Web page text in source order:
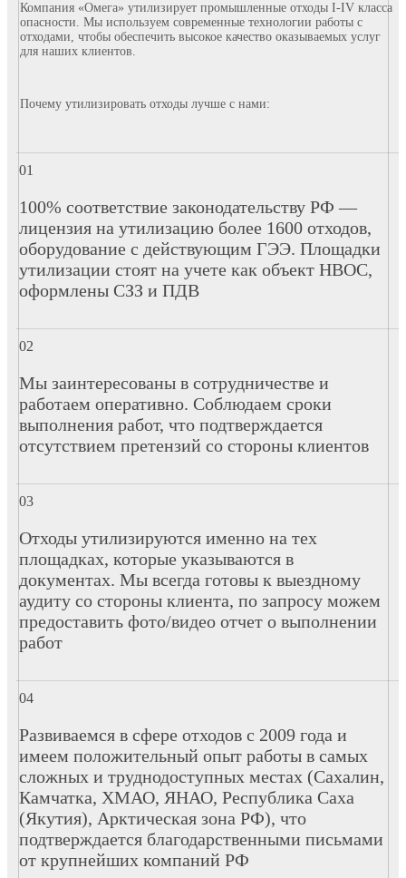
Компания «Омега» утилизирует промышленные отходы I-IV класса
опасности. Мы используем современные технологии работы с
отходами, чтобы обеспечить высокое качество оказываемых услуг
для наших клиентов.
Почему утилизировать отходы лучше с нами:
100% соответствие законодательству РФ —
лицензия на утилизацию более 1600 отходов,
оборудование с действующим ГЭЭ. Площадки
утилизации стоят на учете как объект НВОС,
оформлены СЗЗ и ПДВ
Мы заинтересованы в сотрудничестве и
работаем оперативно. Соблюдаем сроки
выполнения работ, что подтверждается
отсутствием претензий со стороны клиентов
Отходы утилизируются именно на тех
площадках, которые указываются в
документах. Мы всегда готовы к выездному
аудиту со стороны клиента, по запросу можем
предоставить фото/видео отчет о выполнении
работ
Развиваемся в сфере отходов с 2009 года и
имеем положительный опыт работы в самых
сложных и труднодоступных местах (Сахалин,
Камчатка, ХМАО, ЯНАО, Республика Саха
(Якутия), Арктическая зона РФ), что
подтверждается благодарственными письмами
от крупнейших компаний РФ